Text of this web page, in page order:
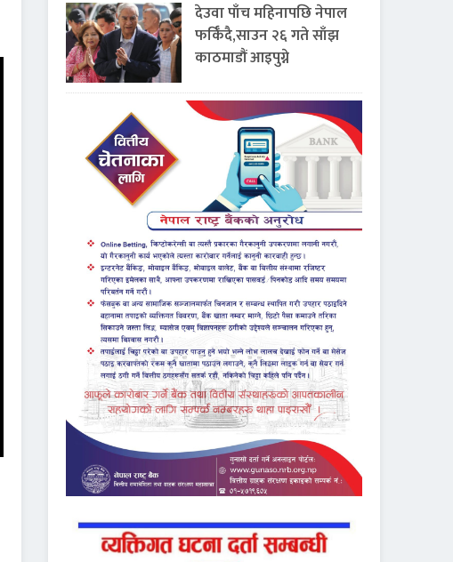
देउवा पाँच महिनापछि नेपाल
फर्किँदै,साउन २६ गते साँझ
काठमाडौं आइपुग्ने